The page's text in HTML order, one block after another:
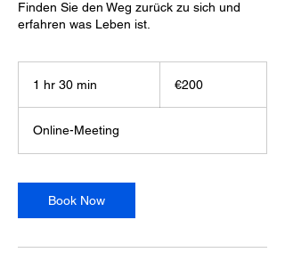
Finden Sie den Weg zurück zu sich und
erfahren was Leben ist.
1 hr 30 min
0
m
n
€200
Online-Meeting
Book Now